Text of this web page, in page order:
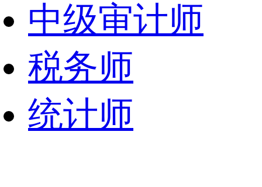
中级审计师
税务师
统计师